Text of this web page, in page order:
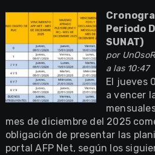
Periodo
SUNAT)
por
a las 10:47
El jueves
a vencer
mes de diciembre del 2025
obligación de presentar las
portal AFP Net, según los